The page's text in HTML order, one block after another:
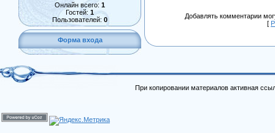
Онлайн всего: 1
Гостей: 1
Пользователей: 0
Форма входа
Добавлять комментарии
[
При копировании материалов активная